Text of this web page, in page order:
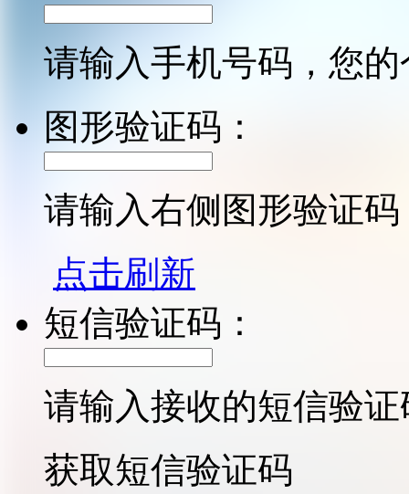
请输入手机号码，您
图形验证码：
请输入右侧图形验证码
点击刷新
短信验证码：
请输入接收的短信验证
获取短信验证码